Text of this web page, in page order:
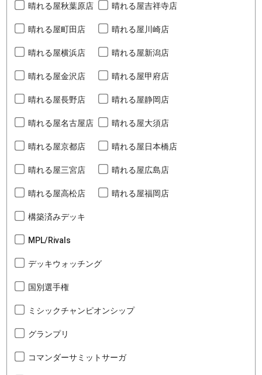
晴れる屋秋葉原店 晴れる屋吉祥寺店
晴れる屋町田店 晴れる屋川崎店
晴れる屋横浜店 晴れる屋新潟店
晴れる屋金沢店 晴れる屋甲府店
晴れる屋長野店 晴れる屋静岡店
晴れる屋名古屋店 晴れる屋大須店
晴れる屋京都店 晴れる屋日本橋店
晴れる屋三宮店 晴れる屋広島店
晴れる屋高松店 晴れる屋福岡店
構築済みデッキ
MPL/Rivals
デッキウォッチング
国別選手権
ミシックチャンピオンシップ
グランプリ
コマンダーサミットサーガ